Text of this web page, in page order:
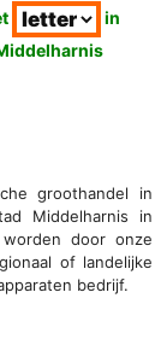
in
groothandel in
Middelharnis in
door onze
of landelijke
bedrijf.